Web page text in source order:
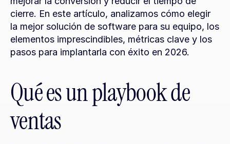
cierre. En este artículo, analizamos cómo elegir
la mejor solución de software para su equipo, los
elementos imprescindibles, métricas clave y los
pasos para implantarla con éxito en 2026.
Qué es un playbook de
ventas